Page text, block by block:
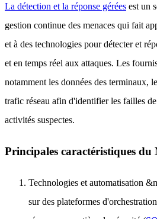
La détection et la réponse gérées est un
gestion continue des menaces qui fait
et à des technologies pour détecter et
et en temps réel aux attaques. Les
notamment les données des terminaux,
trafic réseau afin d'identifier les failles
activités suspectes.
Principales caractéristiques du
Technologies et automatisation
sur des plateformes